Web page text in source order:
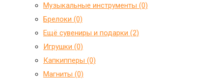
Mузыкальные инструменты (0)
Брелоки (0)
Ещё сувениры и подарки (2)
Игрушки (0)
Капкипперы (0)
Магниты (0)